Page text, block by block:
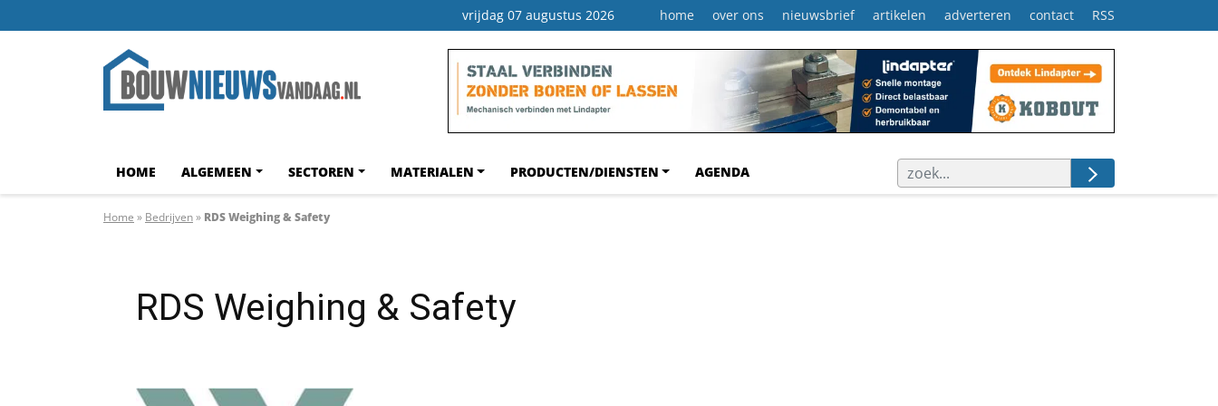
vrijdag 07 augustus 2026 home over ons nieuwsbrief artikelen adverteren contact RSS
HOME ALGEMEEN SECTOREN MATERIALEN PRODUCTEN/DIENSTEN AGENDA
Home » Bedrijven» RDS Weighing & Safety
RDS Weighing & Safety